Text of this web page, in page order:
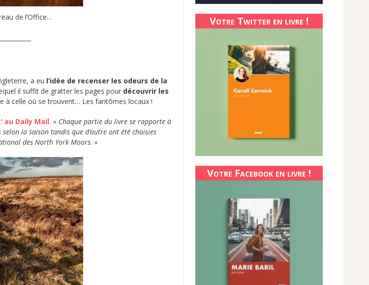
de l’Office…
a eu l’idée de recenser les odeurs de la
il suffit de gratter les pages pour découvrir les
à celle où se trouvent… Les fantômes locaux !
au Daily Mail. « Chaque partie du livre se rapporte à
la saison tandis que d’autre ont été choisies
des North York Moors. »
Votre Twitter en livre !
Votre Facebook en livre !